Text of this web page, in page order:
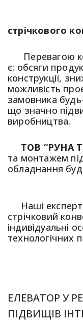
стрічкового
Перевагою
є: обсяги
конструкції,
можливість
замовника
що значно
виробництва.
ТОВ “РУНА
та монтажем
обладнання
Наші
стрічковий
індивідуальні
технологічних
ЕЛЕВАТОР У
ПІДВИЩІВ